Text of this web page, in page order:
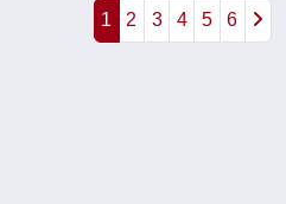
1 2 3 4 5 6